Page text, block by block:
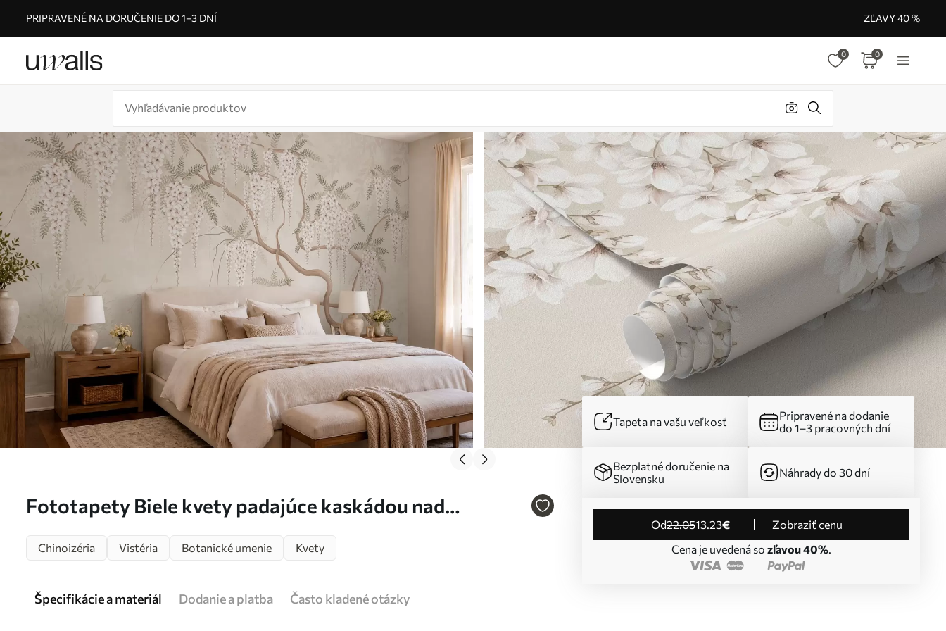
PRIPRAVENÉ NA DORUČENIE DO 1–3 DNÍ ZĽAVY 40 %
0 0
Fototapety Biele kvety padajúce kaskádou nad
Tapeta na vašu veľkosť
Pripravené na dodanie
do 1–3 pracovných dní
Bezplatné doručenie na
Slovensku
Náhrady do 30 dní
od22.0513.23€
Zobraziť cenu
Cena je uvedená so zľavou 40%.
Chinoizéria Vistéria Botanické umenie Kvety
Špecifikácie a materiál Dodanie a platba Často kladené otázky